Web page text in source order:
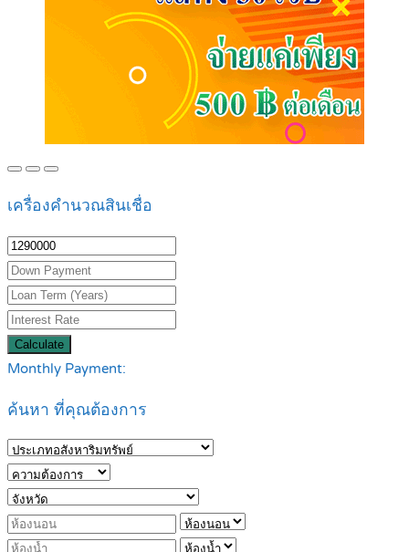
เครื่องคำนวณสินเชื่อ
Calculate
Monthly Payment:
ค้นหา ที่คุณต้องการ